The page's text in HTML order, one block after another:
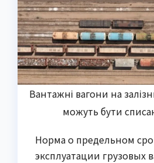
Вантажні вагони на
можуть бути
Норма о предельном
эксплуатации грузовых